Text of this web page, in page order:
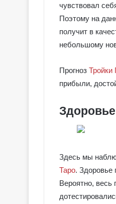
чувствовал
Поэтому на
получит в
небольшому
Прогноз Тройки
прибыли,
Здесь мы
Таро. Здоровье
Вероятно, весь